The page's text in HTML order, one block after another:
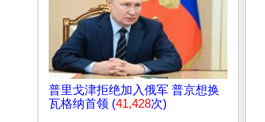
普里戈津拒绝加入俄军 普京想换
瓦格纳首领 (41,428次)